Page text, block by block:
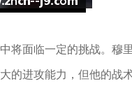
将面临一定的挑战。
的进攻能力，但他的